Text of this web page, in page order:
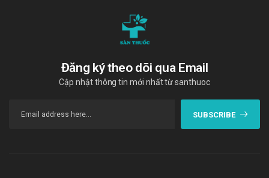
Đăng ký theo dõi qua Email
Cập nhật thông tin mới nhất từ santhuoc
SUBSCRIBE